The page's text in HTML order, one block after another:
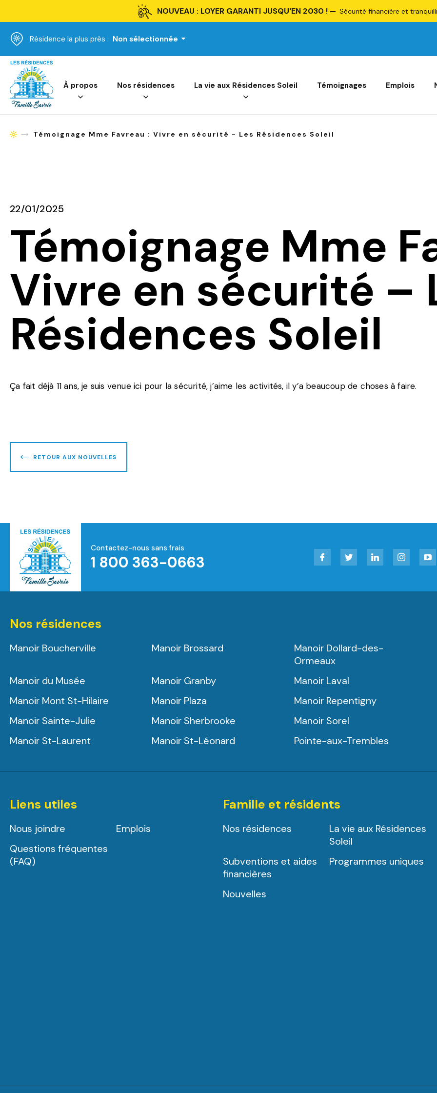
NOUVEAU : LOYER GARANTI JUSQU'EN 2030 ! Sécurité financière et
Résidence la plus près : Non sélectionnée
Accueil
À propos Nos résidences La vie aux Résidences Soleil Témoignages Emplois
AccueilTémoignage Mme Favreau : Vivre en sécurité - Les Résidences Soleil
22/01/2025
Témoignage Mme
Vivre en sécurité –
Résidences Soleil
Ça fait déjà 11 ans, je suis venue ici pour la sécurité, j’aime les activités, il y’a beaucoup de choses à faire.
RETOUR AUX NOUVELLES
Accueil
Contactez-nous sans frais
1 800 363-0663
Facebook Twitter LinkedIn Instagram
Nos résidences
Manoir Boucherville Manoir Brossard
Manoir Dollard-des-
Ormeaux
Manoir du Musée
Manoir Granby
Manoir Laval
Manoir Mont St-Hilaire
Manoir Plaza
Manoir Repentigny
Manoir Sainte-Julie
Manoir Sherbrooke
Manoir Sorel
Manoir St-Laurent
Manoir St-Léonard Pointe-aux-Trembles
Liens utiles
Nous joindre
Emplois
Questions fréquentes
(FAQ)
Famille et résidents
Nos résidences
La vie aux Résidences
Soleil
Subventions et aides
financières
Programmes uniques
Nouvelles